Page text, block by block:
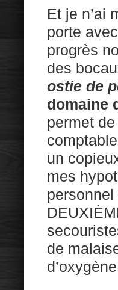
Et je n’ai
porte
progrès
des
ostie de
domaine
permet
un
mes
de